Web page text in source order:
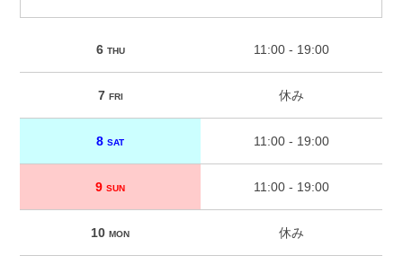
6 THU 11:00 - 19:00
7 FRI 休み
8SAT 11:00 - 19:00
9SUN 11:00 - 19:00
10MON 休み